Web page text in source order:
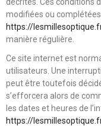
modifiées ou
https://
manière régulière.
Ce site internet est
utilisateurs. Une
peut être toutefois
s’efforcera alors de
les dates et heures de
https://